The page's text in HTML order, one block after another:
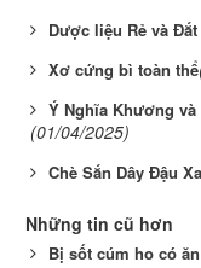
Dược liệu Rẻ và Đắt
Xơ cứng bì toàn thể
Ý Nghĩa Khương
(01/04/2025)
Chè Sắn Dây Đậu
Những tin cũ hơn
Bị sốt cúm ho có